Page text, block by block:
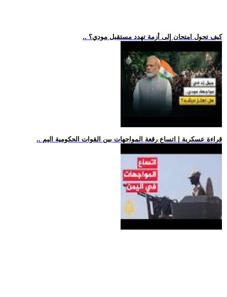
.. كيف تحول امتحان إلى أزمة تهدد مستقبل مودي؟
.. قراءة عسكرية | اتساع رقعة المواجهات بين القوات الحكومية اليم